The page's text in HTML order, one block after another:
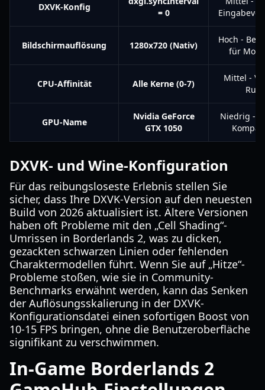
DXVK-Konfig
= 0
Bildschirmauflösung 1280x720 (Nativ)
Hoch -
für
CPU-Affinität Alle Kerne (0-7)
Mittel -
GPU-Name
Nvidia GeForce
GTX 1050
Niedrig -
DXVK- und Wine-Konfiguration
Für das reibungsloseste Erlebnis stellen Sie
sicher, dass Ihre DXVK-Version auf den neuesten
Build von 2026 aktualisiert ist. Ältere Versionen
haben oft Probleme mit den „Cell Shading“-
Umrissen in Borderlands 2, was zu dicken,
gezackten schwarzen Linien oder fehlenden
Charaktermodellen führt. Wenn Sie auf „Hitze“-
Probleme stoßen, wie sie in Community-
Benchmarks erwähnt werden, kann das Senken
der Auflösungsskalierung in der DXVK-
Konfigurationsdatei einen sofortigen Boost von
10-15 FPS bringen, ohne die Benutzeroberfläche
signifikant zu verschwimmen.
In-Game Borderlands 2